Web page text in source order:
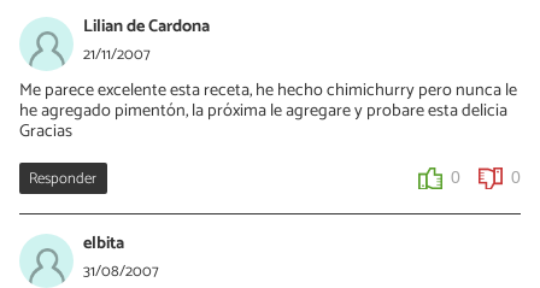
11/01/2016
me encanto con carnes
0 0
Lilian de Cardona
21/11/2007
Me parece excelente esta receta, he hecho chimichurry pero nunca le
he agregado pimentón, la próxima le agregare y probare esta delicia
Gracias
Responder 0 0
elbita
31/08/2007